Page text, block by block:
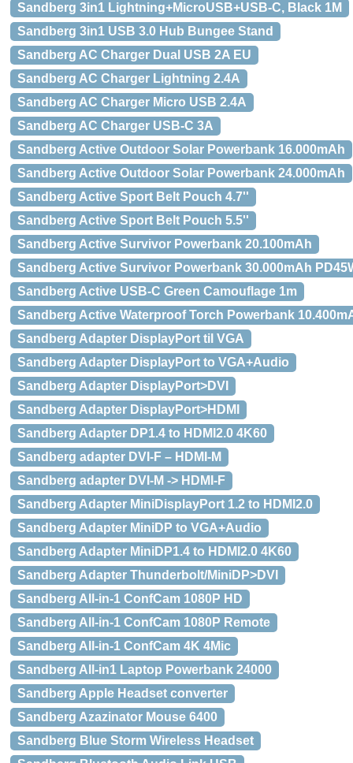
Sandberg 3in1 Lightning+MicroUSB+USB-C, Black 1M
Sandberg 3in1 USB 3.0 Hub Bungee Stand
Sandberg AC Charger Dual USB 2A EU
Sandberg AC Charger Lightning 2.4A
Sandberg AC Charger Micro USB 2.4A
Sandberg AC Charger USB-C 3A
Sandberg Active Outdoor Solar Powerbank 16.000mAh
Sandberg Active Outdoor Solar Powerbank 24.000mAh
Sandberg Active Sport Belt Pouch 4.7''
Sandberg Active Sport Belt Pouch 5.5''
Sandberg Active Survivor Powerbank 20.100mAh
Sandberg Active Survivor Powerbank 30.000mAh
Sandberg Active USB-C Green Camouflage 1m
Sandberg Active Waterproof Torch Powerbank
Sandberg Adapter DisplayPort til VGA
Sandberg Adapter DisplayPort to VGA+Audio
Sandberg Adapter DisplayPort>DVI
Sandberg Adapter DisplayPort>HDMI
Sandberg Adapter DP1.4 to HDMI2.0 4K60
Sandberg adapter DVI-F – HDMI-M
Sandberg adapter DVI-M -> HDMI-F
Sandberg Adapter MiniDisplayPort 1.2 to HDMI2.0
Sandberg Adapter MiniDP to VGA+Audio
Sandberg Adapter MiniDP1.4 to HDMI2.0 4K60
Sandberg Adapter Thunderbolt/MiniDP>DVI
Sandberg All-in-1 ConfCam 1080P HD
Sandberg All-in-1 ConfCam 1080P Remote
Sandberg All-in-1 ConfCam 4K 4Mic
Sandberg All-in1 Laptop Powerbank 24000
Sandberg Apple Headset converter
Sandberg Azazinator Mouse 6400
Sandberg Blue Storm Wireless Headset